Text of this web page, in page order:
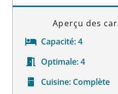
Aperçu des
Capacité:4
Optimale:4
Cuisine: Complète